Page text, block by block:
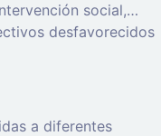
social,…
desfavorecidos
a diferentes